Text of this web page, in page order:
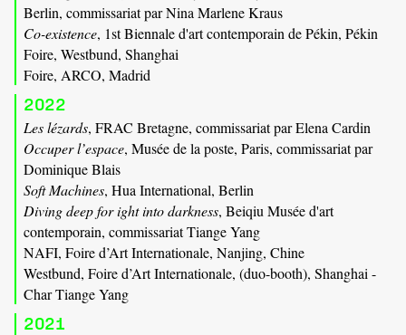
Berlin, commissariat par Nina Marlene Kraus
Co-existence, 1st Biennale d'art contemporain de Pékin, Pékin
Foire, Westbund, Shanghai
Foire, ARCO, Madrid
2022
Les lézards, FRAC Bretagne, commissariat par Elena Cardin
Occuper l’espace, Musée de la poste, Paris, commissariat par
Dominique Blais
Soft Machines, Hua International, Berlin
Diving deep for ight into darkness, Beiqiu Musée d'art
contemporain, commissariat Tiange Yang
NAFI, Foire d’Art Internationale, Nanjing, Chine
Westbund, Foire d’Art Internationale, (duo-booth), Shanghai -
Char Tiange Yang
2021